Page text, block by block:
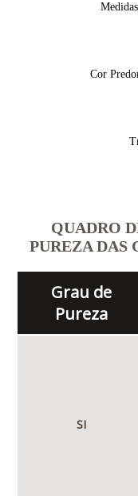
Cor
QUADRO
PUREZA DAS
Grau de
Pureza
SI